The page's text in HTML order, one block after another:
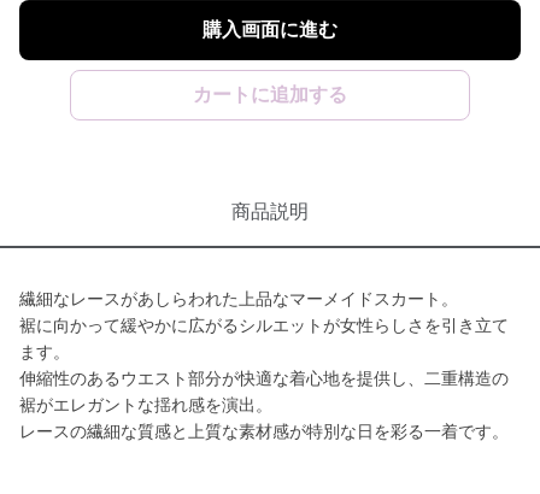
購入画面に進む
カートに追加する
商品説明
繊細なレースがあしらわれた上品なマーメイドスカート。
裾に向かって緩やかに広がるシルエットが女性らしさを引き立て
ます。
伸縮性のあるウエスト部分が快適な着心地を提供し、二重構造の
裾がエレガントな揺れ感を演出。
レースの繊細な質感と上質な素材感が特別な日を彩る一着です。